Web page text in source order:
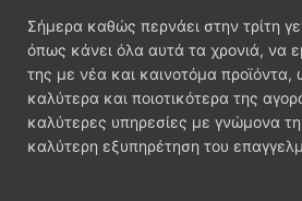
Σήμερα καθώς περνάει στην τρίτη
όπως κάνει όλα αυτά τα χρονιά, να
της με νέα και καινοτόμα προϊόντα,
καλύτερα και ποιοτικότερα της
καλύτερες υπηρεσίες με γνώμονα
καλύτερη εξυπηρέτηση του